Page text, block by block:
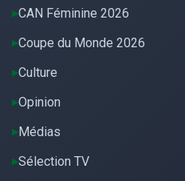
CAN Féminine 2026
Coupe du Monde 2026
Culture
Opinion
Médias
Sélection TV